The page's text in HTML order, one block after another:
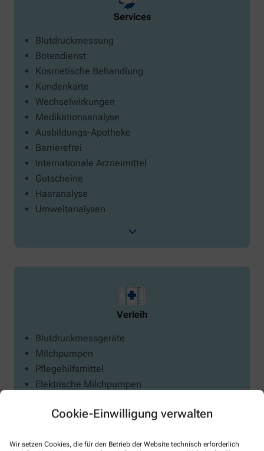
Cookie-Einwilligung verwalten
Wir setzen Cookies, die für den Betrieb der Website technisch erforderlich
Services
Blutdruckmessung
Botendienst
Kosmetische Behandlung
Kundenkarte
Wechselwirkungen
Medikationsanalyse
Ausbildungs-Apotheke
Barrierefrei
Internationale Arzneimittel
Gutscheine
Haaranalyse
Umweltanalysen
Verleih
Blutdruckmessgeräte
Milchpumpen
Pflegehilfsmittel
Elektrische Milchpumpen